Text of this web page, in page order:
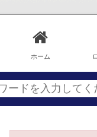
ホーム